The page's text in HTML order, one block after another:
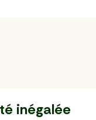
inégalée